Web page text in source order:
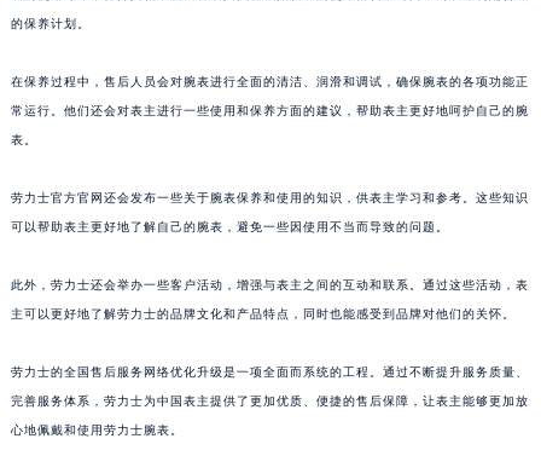
的保养计划。
在保养过程中，售后人员会对腕表进行全面的清洁、润滑和调试，确保腕表的各项功能正
常运行。他们还会对表主进行一些使用和保养方面的建议，帮助表主更好地呵护自己的腕
表。
劳力士官方官网还会发布一些关于腕表保养和使用的知识，供表主学习和参考。这些知识
可以帮助表主更好地了解自己的腕表，避免一些因使用不当而导致的问题。
此外，劳力士还会举办一些客户活动，增强与表主之间的互动和联系。通过这些活动，表
主可以更好地了解劳力士的品牌文化和产品特点，同时也能感受到品牌对他们的关怀。
劳力士的全国售后服务网络优化升级是一项全面而系统的工程。通过不断提升服务质量、
完善服务体系，劳力士为中国表主提供了更加优质、便捷的售后保障，让表主能够更加放
心地佩戴和使用劳力士腕表。